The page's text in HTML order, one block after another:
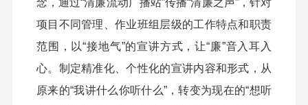
念，通过“清廉流动广播站”传播“清廉之声”，针对
项目不同管理、作业班组层级的工作特点和职责
范围，以“接地气”的宣讲方式，让“廉”音入耳入
心。制定精准化、个性化的宣讲内容和形式，从
原来的“我讲什么你听什么”，转变为现在的“想听